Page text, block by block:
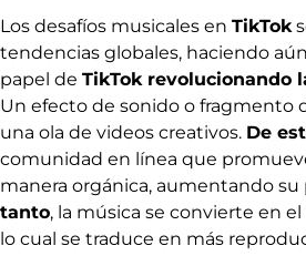
Los desafíos musicales en TikTok
tendencias globales, haciendo
papel de TikTok revolucionando
Un efecto de sonido o fragmento
una ola de videos creativos. De
comunidad en línea que
manera orgánica, aumentando su
tanto, la música se convierte en
lo cual se traduce en más